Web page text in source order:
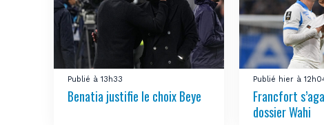
Publié à 13h33
Benatia justifie le choix Beye
Publié hier à
Francfort
dossier Wahi